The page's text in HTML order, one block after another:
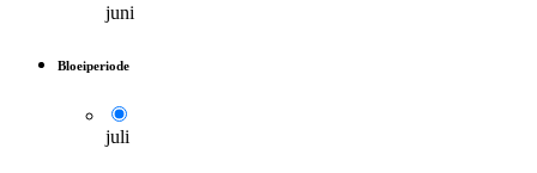
juni
Bloeiperiode
juli